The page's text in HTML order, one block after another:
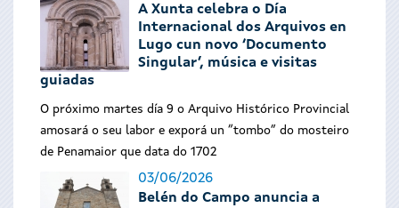
A Xunta celebra o Día
Internacional dos Arquivos en
Lugo cun novo ‘Documento
Singular’, música e visitas
guiadas
O próximo martes día 9 o Arquivo Histórico Provincial
amosará o seu labor e exporá un “tombo” do mosteiro
de Penamaior que data do 1702
03/06/2026
Belén do Campo anuncia a